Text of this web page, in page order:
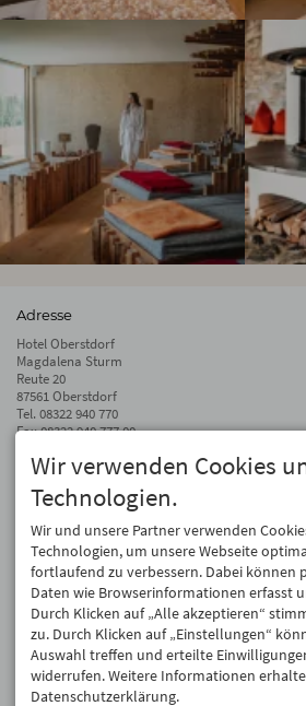
Adresse
Hotel Oberstdorf
Magdalena Sturm
Reute 20
87561 Oberstdorf
Tel. 08322 940 770
Fax 08322 940 777 00
info@hotel-oberstdorf.de
Auf dem Laufenden bleiben
Wir geben Ihre E-Mail-Adresse nicht weiter. Wir
Versprochen! Eine Abmeldung ist jederzeit möglich.
Anmelden
Wir verwenden Cookies
Technologien.
Wir und unsere Partner verwenden
Technologien, um unsere Webseite
fortlaufend zu verbessern. Dabei können
Daten wie Browserinformationen erfasst
Durch Klicken auf „Alle akzeptieren“
zu. Durch Klicken auf „Einstellungen“
Auswahl treffen und erteilte
widerrufen. Weitere Informationen
Datenschutzerklärung.